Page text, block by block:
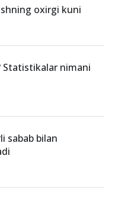
oxirgi kuni